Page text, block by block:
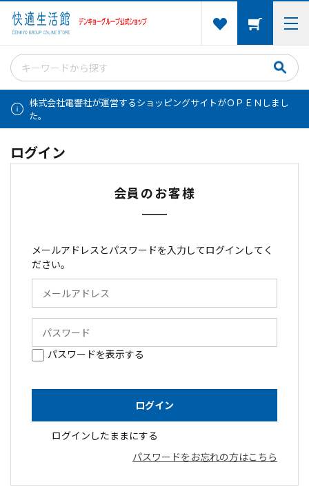
株式会社電響社が運営するショッピングサイトがＯＰＥＮしまし
た。
ログイン
会員のお客様
メールアドレスとパスワードを入力してログインしてく
ださい。
パスワードを表示する
ログインしたままにする
パスワードをお忘れの方はこちら